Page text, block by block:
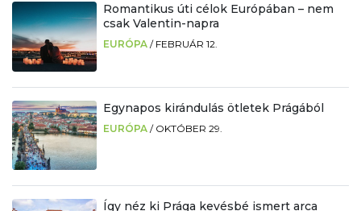
Romantikus úti célok Európában – nem
csak Valentin-napra
EURÓPA / FEBRUÁR 12.
Egynapos kirándulás ötletek Prágából
EURÓPA / OKTÓBER 29.
Így néz ki Prága kevésbé ismert arca